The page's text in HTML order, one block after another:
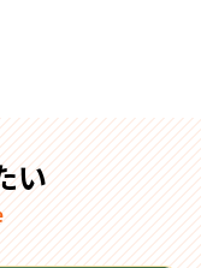
い